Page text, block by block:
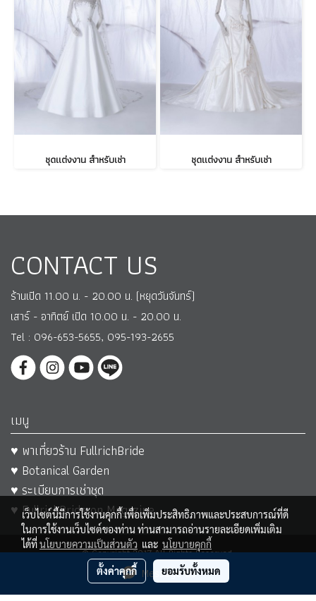
Message Us
ชุดแต่งงาน สำหรับเช่า ชุดแต่งงาน สำหรับเช่า
CONTACT US
ร้านเปิด 11.00 น. - 20.00 น. (หยุดวันจันทร์)
เสาร์ - อาทิตย์ เปิด 10.00 น. - 20.00 น.
Tel : 096-653-5655, 095-193-2655
เมนู
♥ พาเที่ยวร้าน FullrichBride
♥ Botanical Garden
♥ ระเบียบการเช่าชุด
♥ FullrichBride on Magazine
© Copyright 2017 All Rights Reserved.
เว็บไซต์นี้มีการใช้งานคุกกี้ เพื่อเพิ่มประสิทธิภาพและประสบการณ์ที่ดี
ในการใช้งานเว็บไซต์ของท่าน ท่านสามารถอ่านรายละเอียดเพิ่มเติม
ได้ที่นโยบายความเป็นส่วนตัว และ นโยบายคุกกี้
ตั้งค่าคุกกี้ ยอมรับทั้งหมด